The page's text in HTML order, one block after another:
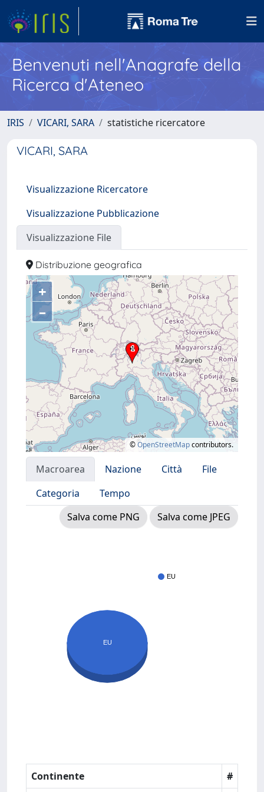
Benvenuti nell'Anagrafe della
Ricerca d'Ateneo
IRIS VICARI, SARA statistiche ricercatore
VICARI, SARA
Visualizzazione Ricercatore
Visualizzazione Pubblicazione
Visualizzazione File
Distribuzione geografica
+
–
©OpenStreetMapcontributors.
Macroarea Nazione Città
File
Categoria
Tempo
Salva come PNG
Salva come JPEG
EU
EU
Continente #